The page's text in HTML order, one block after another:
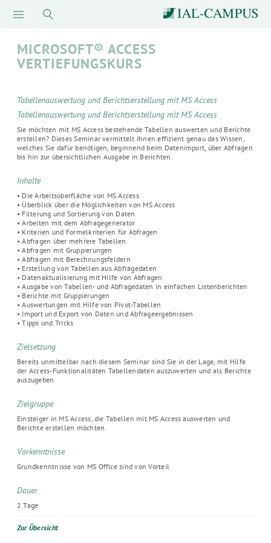
MICROSOFT® ACCESS
VERTIEFUNGSKURS
Tabellenauswertung und Berichtserstellung mit MS Access
Tabellenauswertung und Berichtserstellung mit MS Access
Sie möchten mit MS Access bestehende Tabellen auswerten und Berichte
erstellen? Dieses Seminar vermittelt Ihnen effizient genau das Wissen,
welches Sie dafür benötigen, beginnend beim Datenimport, über Abfragen
bis hin zur übersichtlichen Ausgabe in Berichten.
Inhalte
• Die Arbeitsoberfläche von MS Access
• Überblick über die Möglichkeiten von MS Access
• Filterung und Sortierung von Daten
• Arbeiten mit dem Abfragegenerator
• Kriterien und Formelkriterien für Abfragen
• Abfragen über mehrere Tabellen
• Abfragen mit Gruppierungen
• Abfragen mit Berechnungsfeldern
• Erstellung von Tabellen aus Abfragedaten
• Datenaktualisierung mit Hilfe von Abfragen
• Ausgabe von Tabellen- und Abfragedaten in einfachen Listenberichten
• Berichte mit Gruppierungen
• Auswertungen mit Hilfe von Pivot-Tabellen
• Import und Export von Daten und Abfrageergebnissen
• Tipps und Tricks
Zielsetzung
Bereits unmittelbar nach diesem Seminar sind Sie in der Lage, mit Hilfe
der Access-Funktionalitäten Tabellendaten auszuwerten und als Berichte
auszugeben.
Zielgruppe
Einsteiger in MS Access, die Tabellen mit MS Access auswerten und
Berichte erstellen möchten.
Vorkenntnisse
Grundkenntnisse von MS Office sind von Vorteil
Dauer
2 Tage
Zur Übersicht